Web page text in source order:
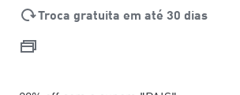
Troca gratuita em até 30 dias